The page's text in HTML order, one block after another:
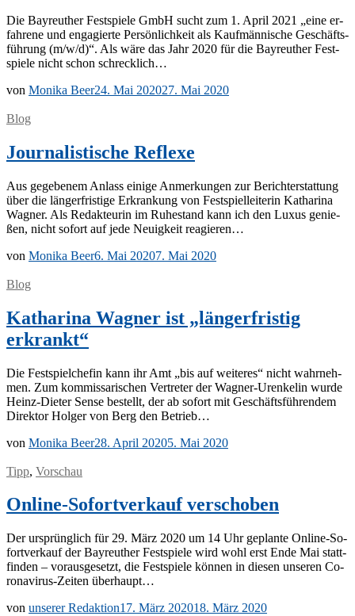
Die Bay­reu­ther Fest­spie­le GmbH sucht zum 1. April 2021 „eine er­
fah­re­ne und en­ga­gier­te Per­sön­lich­keit als Kauf­män­ni­sche Ge­schäfts­
füh­rung (m/​​w/​​d)“. Als wäre das Jahr 2020 für die Bay­reu­ther Fest­
spie­le nicht schon schrecklich…
von Monika Beer24. Mai 202027. Mai 2020
Blog
Journalistische Reflexe
Aus ge­ge­be­nem An­lass ei­ni­ge An­mer­kun­gen zur Be­richt­erstat­tung
über die län­ger­fris­ti­ge Er­kran­kung von Fest­spiel­lei­te­rin Ka­tha­ri­na
Wag­ner. Als Re­dak­teu­rin im Ru­he­stand kann ich den Lu­xus ge­nie­
ßen, nicht so­fort auf jede Neu­ig­keit reagieren…
von Monika Beer6. Mai 20207. Mai 2020
Blog
Katharina Wagner ist „längerfristig
erkrankt“
Die Fest­spiel­che­fin kann ihr Amt „bis auf wei­te­res“ nicht wahr­neh­
men. Zum kom­mis­sa­ri­schen Ver­tre­ter der Wa­g­­ner-Ur­en­ke­­lin wur­de
Heinz-Die­­ter Sen­se be­stellt, der ab so­fort mit Ge­schäfts­füh­ren­dem
Di­rek­tor Hol­ger von Berg den Betrieb…
von Monika Beer28. April 20205. Mai 2020
Tipp, Vorschau
Online-Sofortverkauf verschoben
Der ur­sprüng­lich für 29. März 2020 um 14 Uhr ge­plan­te On­­li­ne-So­­
for­t­­ver­­­kauf der Bay­reu­ther Fest­spie­le wird wohl erst Ende Mai statt­
fin­den – vor­aus­ge­setzt, die Fest­spie­le kön­nen in die­sen un­se­ren Co­
ro­na­­vi­rus-Zei­­ten überhaupt…
von unserer Redaktion17. März 202018. März 2020